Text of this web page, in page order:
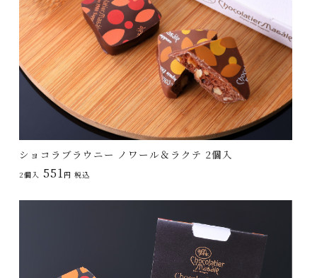
ショコラブラウニー ノワール＆ラクテ 2個入
2個入 551 円 税込